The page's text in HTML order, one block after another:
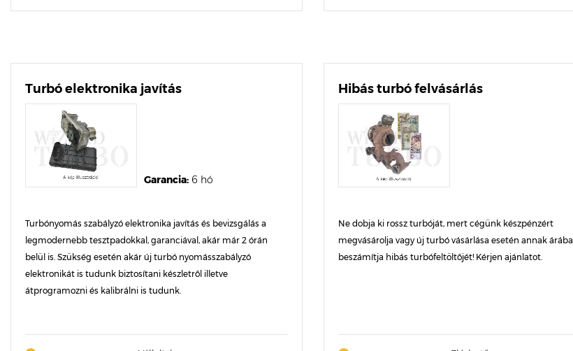
Turbó elektronika javítás
Garancia: 6 hó
Turbónyomás szabályzó elektronika javítás és bevizsgálás a
legmodernebb tesztpadokkal, garanciával, akár már 2 órán
belül is. Szükség esetén akár új turbó nyomásszabályzó
elektronikát is tudunk biztosítani készletről illetve
átprogramozni és kalibrálni is tudunk.
Hibás turbó felvásárlás
Ne dobja ki rossz turbóját, mert cégünk készpénzért
megvásárolja vagy új turbó vásárlása esetén annak árába
beszámítja hibás turbófeltöltőjét! Kérjen ajánlatot.